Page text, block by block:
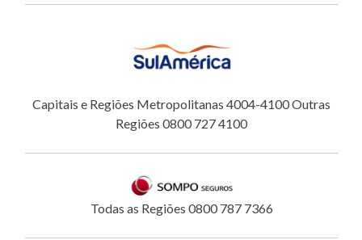
Capitais e Regiões Metropolitanas 4004-4100 Outras
Regiões 0800 727 4100
Todas as Regiões 0800 787 7366